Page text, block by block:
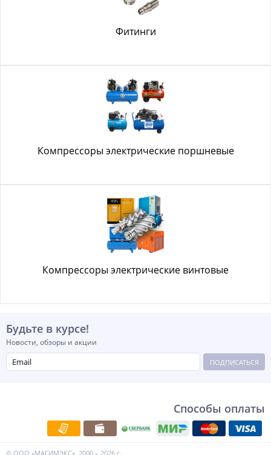
Фитинги
Компрессоры электрические поршневые
Компрессоры электрические винтовые
Будьте в курсе!
Новости, обзоры и акции
ПОДПИСАТЬСЯ
Способы оплаты
© ООО «МАГИМЭКС», 2000 – 2026 г.